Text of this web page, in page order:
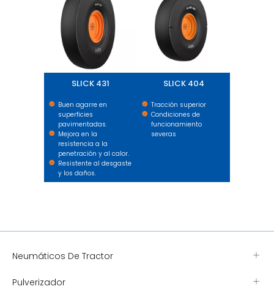
SLICK 431
Buen agarre en
superficies
pavimentadas.
Mejora en la
resistencia a la
penetración y al calor.
Resistente al desgaste
y los daños.
SLICK 404
Tracción superior
Condiciones de
funcionamiento
severas
Neumáticos De Tractor
Pulverizador